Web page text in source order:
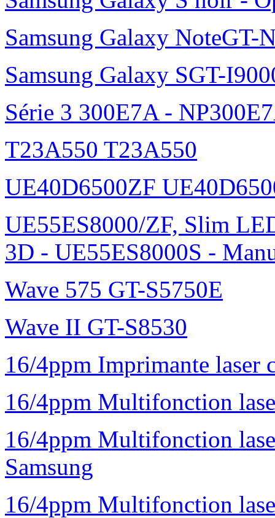
Samsung Galaxy NoteGT-
Samsung Galaxy SGT-
Série 3 300E7A -
T23A550 T23A550
UE40D6500ZF
UE55ES8000/ZF, Slim
3D - UE55ES8000S -
Wave 575 GT-S5750E
Wave II GT-S8530
16/4ppm Imprimante laser
16/4ppm Multifonction
16/4ppm Multifonction
Samsung
16/4ppm Multifonction